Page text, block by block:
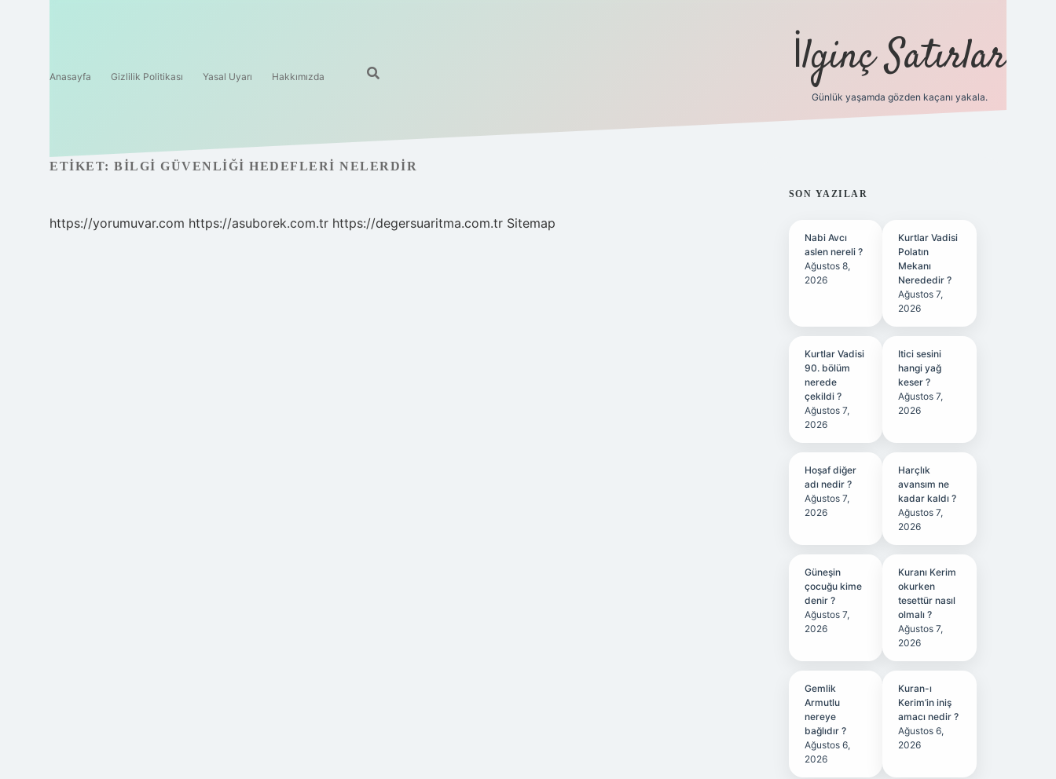
Anasayfa Gizlilik Politikası Yasal Uyarı Hakkımızda İlginç Satırlar
Günlük yaşamda gözden kaçanı yakala.
ETIKET: BILGI GÜVENLIĞI HEDEFLERI NELERDIR
https://yorumuvar.com https://asuborek.com.tr https://degersuaritma.com.tr Sitemap
SIDEBAR
SON YAZILAR
Nabi Avcı
aslen nereli ?
Ağustos 8,
2026
Kurtlar Vadisi
Polatın
Mekanı
Nerededir ?
Ağustos 7,
2026
Kurtlar Vadisi
90. bölüm
nerede
çekildi ?
Ağustos 7,
2026
Itici sesini
hangi yağ
keser ?
Ağustos 7,
2026
Hoşaf diğer
adı nedir ?
Ağustos 7,
2026
Harçlık
avansım ne
kadar kaldı ?
Ağustos 7,
2026
Güneşin
çocuğu kime
denir ?
Ağustos 7,
2026
Kuranı Kerim
okurken
tesettür nasıl
olmalı ?
Ağustos 7,
2026
Gemlik
Armutlu
nereye
bağlıdır ?
Ağustos 6,
2026
Kuran-ı
Kerim’in iniş
amacı nedir ?
Ağustos 6,
2026